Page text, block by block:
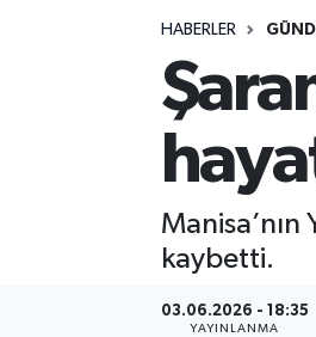
HABERLER
kaybetti.
03.06.2026 - 18:35
YAYINLANMA